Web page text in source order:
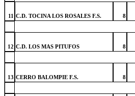
11 C.D. TOCINA LOS ROSALES F.S. 8
12 C.D. LOS MAS PITUFOS 8
13 CERRO BALOMPIE F.S. 8